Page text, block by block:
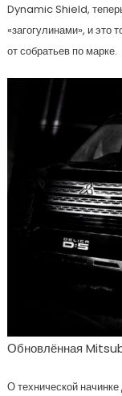
Dynamic Shield,
«загогулинами», и это
от собратьев по марке.
Обновлённая
О технической